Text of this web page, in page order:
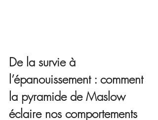
De la survie à
l’épanouissement : comment
la pyramide de Maslow
éclaire nos comportements